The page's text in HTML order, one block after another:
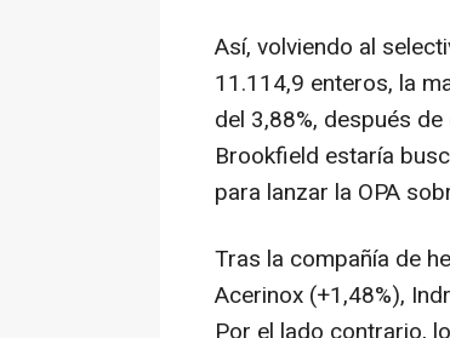
Así, volviendo al
11.114,9 enteros, la
del 3,88%, después
Brookfield estaría
para lanzar la OPA
Tras la compañía de
Acerinox (+1,48%),